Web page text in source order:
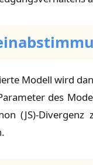
Modell wird
des
(JS)-